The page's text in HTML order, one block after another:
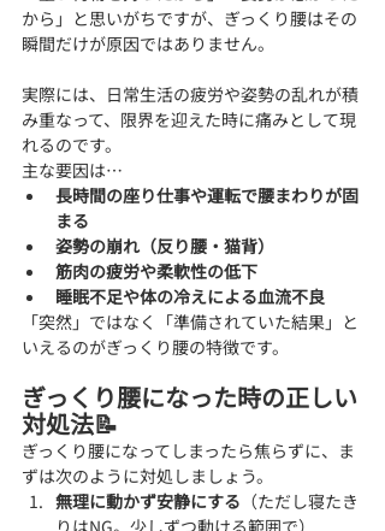
から」と思いがちですが、ぎっくり腰はその
瞬間だけが原因ではありません。
実際には、日常生活の疲労や姿勢の乱れが積
み重なって、限界を迎えた時に痛みとして現
れるのです。
主な要因は…
長時間の座り仕事や運転で腰まわりが固
まる
姿勢の崩れ（反り腰・猫背）
筋肉の疲労や柔軟性の低下
睡眠不足や体の冷えによる血流不良
「突然」ではなく「準備されていた結果」と
いえるのがぎっくり腰の特徴です。
ぎっくり腰になった時の正しい
対処法📝
ぎっくり腰になってしまったら焦らずに、ま
ずは次のように対処しましょう。
無理に動かず安静にする （ただし寝たき